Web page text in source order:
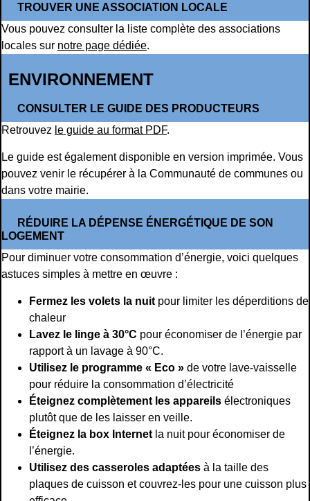
TROUVER UNE ASSOCIATION LOCALE
Vous pouvez consulter la liste complète des associations
locales sur notre page dédiée.
ENVIRONNEMENT
CONSULTER LE GUIDE DES PRODUCTEURS
Retrouvez le guide au format PDF.
Le guide est également disponible en version imprimée. Vous
pouvez venir le récupérer à la Communauté de communes ou
dans votre mairie.
RÉDUIRE LA DÉPENSE ÉNERGÉTIQUE DE SON
LOGEMENT
Pour diminuer votre consommation d’énergie, voici quelques
astuces simples à mettre en œuvre :
Fermez les volets la nuit pour limiter les déperditions de
chaleur
Lavez le linge à 30°C pour économiser de l’énergie par
rapport à un lavage à 90°C.
Utilisez le programme « Eco » de votre lave-vaisselle
pour réduire la consommation d’électricité
Éteignez complètement les appareils électroniques
plutôt que de les laisser en veille.
Éteignez la box Internet la nuit pour économiser de
l’énergie.
Utilisez des casseroles adaptées à la taille des
plaques de cuisson et couvrez-les pour une cuisson plus